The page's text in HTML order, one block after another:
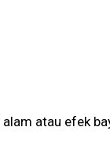
atau efek